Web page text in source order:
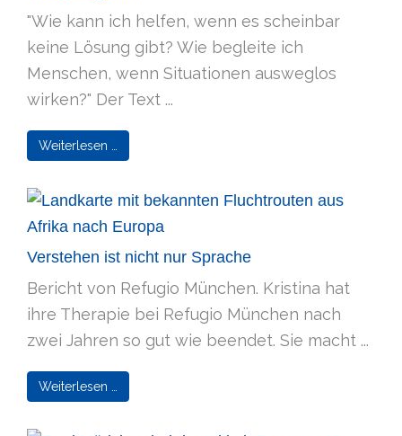
"Wie kann ich helfen, wenn es scheinbar
keine Lösung gibt? Wie begleite ich
Menschen, wenn Situationen ausweglos
wirken?" Der Text ...
Weiterlesen …
Verstehen ist nicht nur Sprache
Bericht von Refugio München. Kristina hat
ihre Therapie bei Refugio München nach
zwei Jahren so gut wie beendet. Sie macht ...
Weiterlesen …